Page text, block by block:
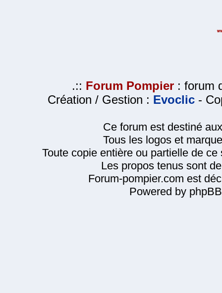
.:: Forum Pompier : forum
Création / Gestion : Evoclic -
Ce forum est destiné
Tous les logos et
Toute copie entière ou partielle de
Les propos tenus sont
Forum-pompier.com est
Powered by